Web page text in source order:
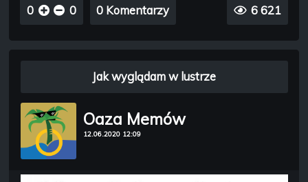
0 0 0 Komentarzy 6 621
Oaza Memów
12.06.2020 12:09
Jak wyglądam w lustrze